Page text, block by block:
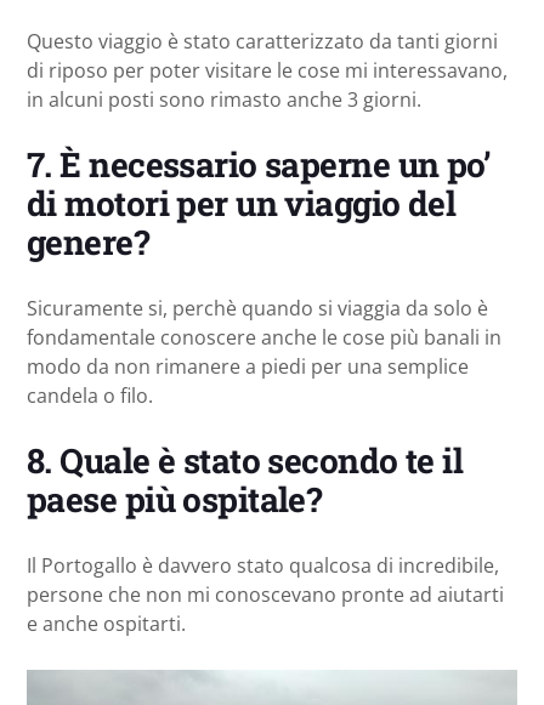
Questo viaggio è stato caratterizzato da tanti giorni
di riposo per poter visitare le cose mi interessavano,
in alcuni posti sono rimasto anche 3 giorni.
7. È necessario saperne un po’
di motori per un viaggio del
genere?
Sicuramente si, perchè quando si viaggia da solo è
fondamentale conoscere anche le cose più banali in
modo da non rimanere a piedi per una semplice
candela o filo.
8. Quale è stato secondo te il
paese più ospitale?
Il Portogallo è davvero stato qualcosa di incredibile,
persone che non mi conoscevano pronte ad aiutarti
e anche ospitarti.